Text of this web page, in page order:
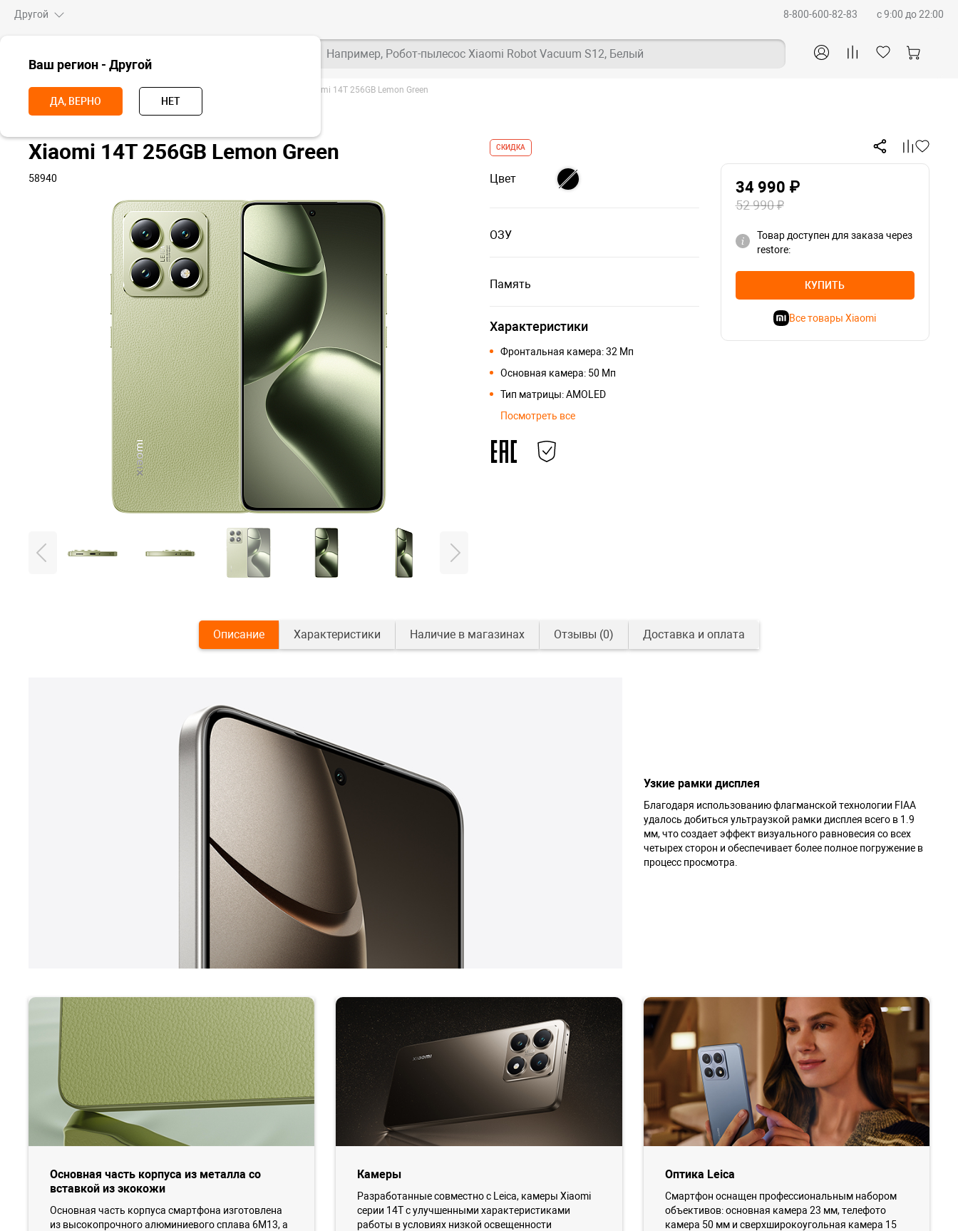
Другой
Ваш регион - Другой
ДА, ВЕРНО НЕТ
8-800-600-82-83 c 9:00 до 22:00
Например, Робот-пылесос Xiaomi Robot Vacuum S12, Белый
Главная Смартфоны Xiaomi Xiaomi 14 Xiaomi 14T 256GB Lemon Green
Xiaomi 14T 256GB Lemon Green
58940
СКИДКА
Цвет
ОЗУ
Память
Характеристики
Фронтальная камера: 32 Мп
Основная камера: 50 Мп
Тип матрицы: AMOLED
Посмотреть все
34 990 ₽
52 990 ₽
Товар доступен для заказа через
restore:
КУПИТЬ
Все товары Xiaomi
Описание Характеристики Наличие в магазинах Отзывы (0) Доставка и оплата
Узкие рамки дисплея
Благодаря использованию флагманской технологии FIAA
удалось добиться ультраузкой рамки дисплея всего в 1.9
мм, что создает эффект визуального равновесия со всех
четырех сторон и обеспечивает более полное погружение в
процесс просмотра.
Основная часть корпуса из металла со
вставкой из экокожи
Основная часть корпуса смартфона изготовлена
из высокопрочного алюминиевого сплава 6M13, а
Камеры
Разработанные совместно с Leica, камеры Xiaomi
серии 14T с улучшенными характеристиками
работы в условиях низкой освещенности
Оптика Leica
Смартфон оснащен профессиональным набором
объективов: основная камера 23 мм, телефото
камера 50 мм и сверхширокоугольная камера 15